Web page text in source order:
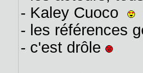
- Kaley Cuoco
- les références
- c'est drôle